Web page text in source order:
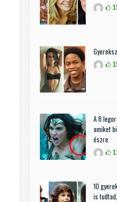
A 8
amiket
észre
10
is